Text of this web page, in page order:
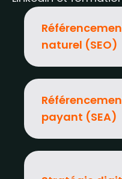
naturel (SEO)
payant (SEA)